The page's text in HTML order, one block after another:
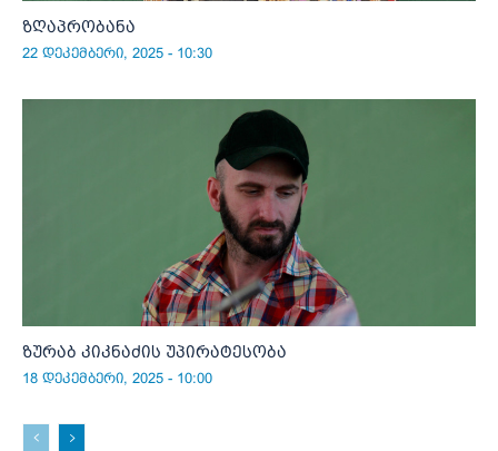
ზღაპრობანა
22 დეკემბერი, 2025 - 10:30
ზურაბ კიკნაძის უპირატესობა
18 დეკემბერი, 2025 - 10:00